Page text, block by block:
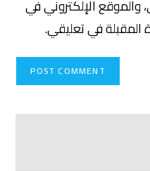
والموقع الإلكتروني في
المقبلة في تعليقي.